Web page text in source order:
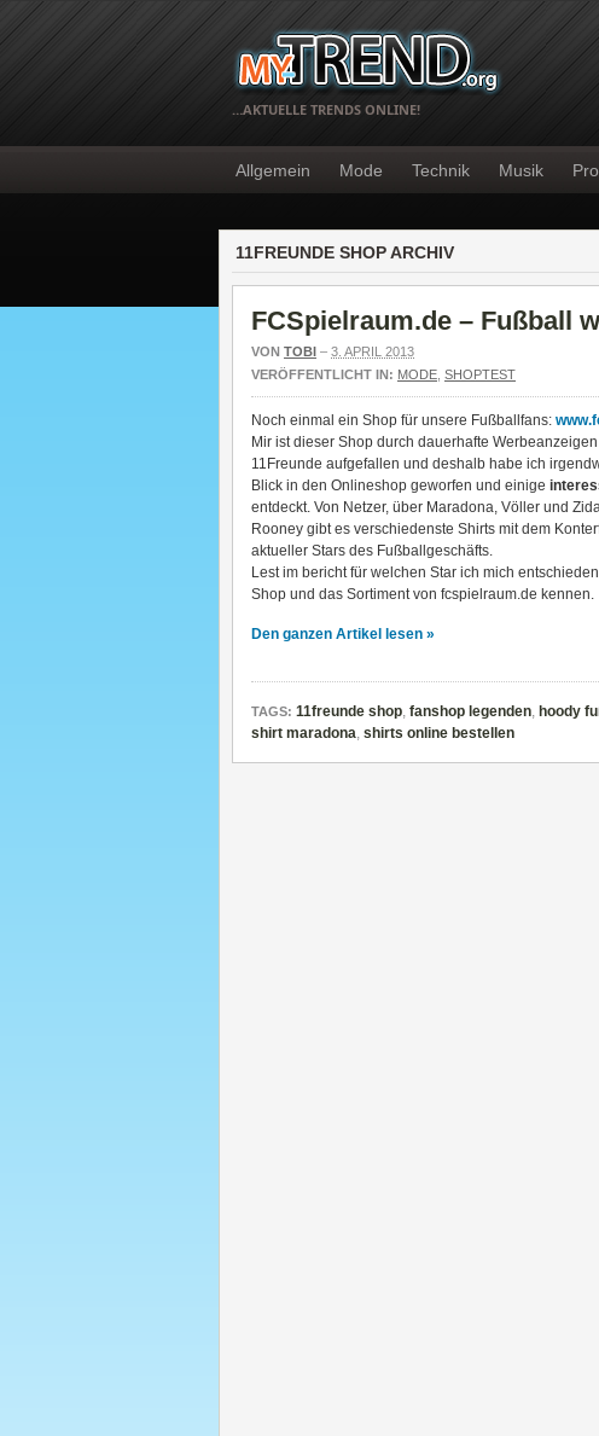
…AKTUELLE TRENDS ONLINE!
Allgemein Mode Technik Musik
11FREUNDE SHOP ARCHIV
FCSpielraum.de – Fußball
VON TOBI – 3. APRIL 2013
VERÖFFENTLICHT IN: MODE SHOPTEST
Noch einmal ein Shop für unsere Fußballfans:
Mir ist dieser Shop durch dauerhafte
11Freunde aufgefallen und deshalb habe ich
Blick in den Onlineshop geworfen und einige
entdeckt. Von Netzer, über Maradona, Völler und
Rooney gibt es verschiedenste Shirts mit dem
aktueller Stars des Fußballgeschäfts.
Lest im bericht für welchen Star ich mich
Shop und das Sortiment von fcspielraum.de kennen.
Den ganzen Artikel lesen »
TAGS: 11freunde shop, fanshop legenden, hoody
shirt maradona, shirts online bestellen